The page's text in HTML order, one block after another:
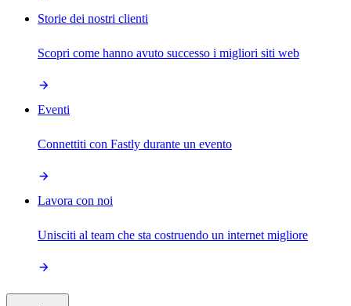
Storie dei nostri clienti
Scopri come hanno avuto successo i migliori siti web
Eventi
Connettiti con Fastly durante un evento
Lavora con noi
Unisciti al team che sta costruendo un internet migliore